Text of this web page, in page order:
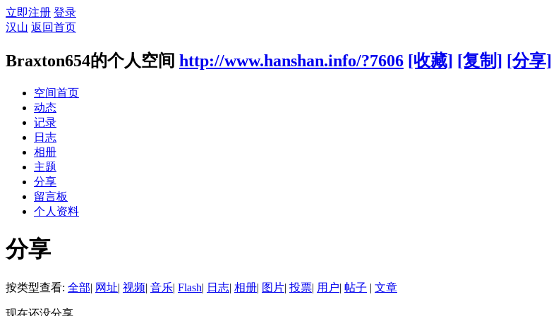
立即注册 登录
汉山 返回首页
Braxton654的个人空间 http://www.hanshan.info/?7606 [收藏] [复制] [分享]
空间首页
动态
记录
日志
相册
主题
分享
留言板
个人资料
分享
按类型查看: 全部| 网址| 视频| 音乐| Flash| 日志| 相册| 图片| 投票| 用户| 帖子 | 文章
现在还没分享